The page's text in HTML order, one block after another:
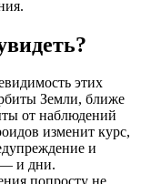
этих
Земли, ближе
от наблюдений
изменит курс,
и
— и дни.